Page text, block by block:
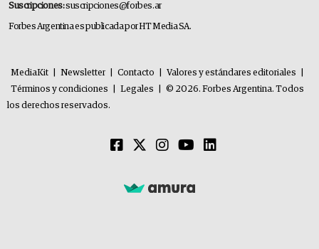
Suscripciones:suscripciones@forbes.ar
Forbes Argentina es publicada por HT Media SA.
MediaKit Newsletter Contacto Valores y estándares editoriales
Términos y condiciones
Legales
© 2026. Forbes Argentina. Todos
los derechos reservados.